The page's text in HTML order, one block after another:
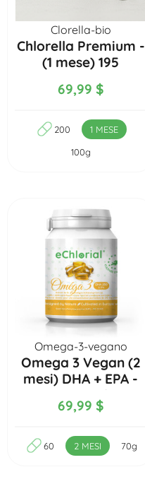
Clorella-bio
Chlorella Premium -
(1 mese) 195
69,99 $
200
1 MESE
100g
Omega-3-vegano
Omega 3 Vegan (2
mesi) DHA + EPA -
60 capsule
69,99 $
60 2 MESI 70g